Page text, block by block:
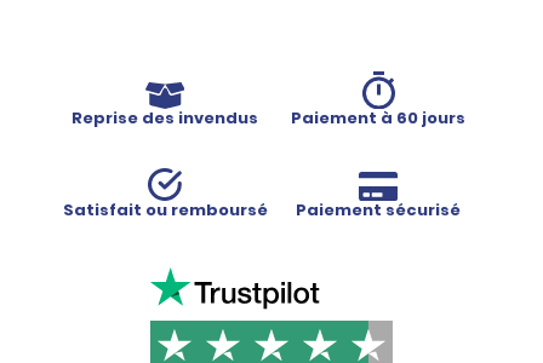
Reprise des invendus Paiement à 60 jours
Satisfait ou remboursé Paiement sécurisé